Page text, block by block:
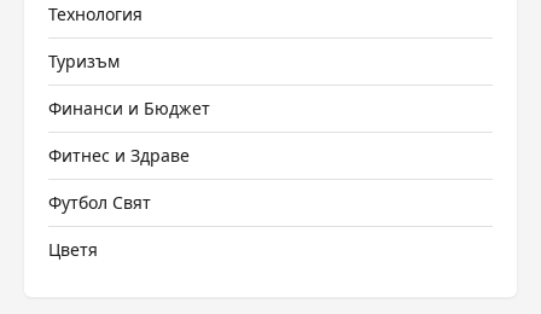
Технология
Туризъм
Финанси и Бюджет
Фитнес и Здраве
Футбол Свят
Цветя